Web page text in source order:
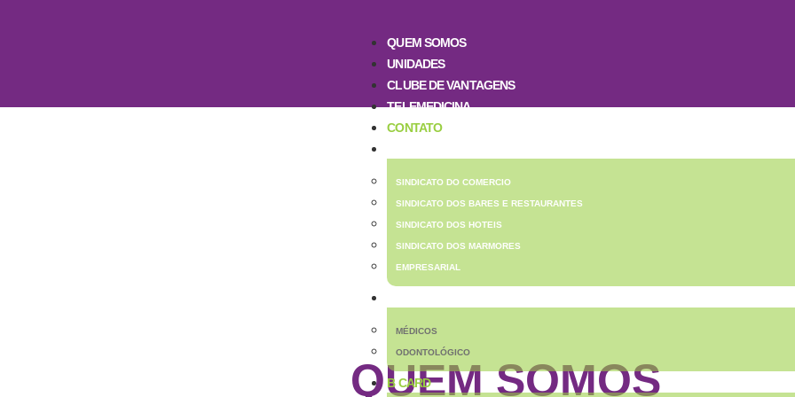
QUEM SOMOS
UNIDADES
CLUBE DE VANTAGENS
TELEMEDICINA
CONTATO
SINDICATO DO COMERCIO
SINDICATO DOS BARES E RESTAURANTES
SINDICATO DOS HOTEIS
SINDICATO DOS MARMORES
EMPRESARIAL
MÉDICOS
ODONTOLÓGICO
B CARD
QUEM SOMOS